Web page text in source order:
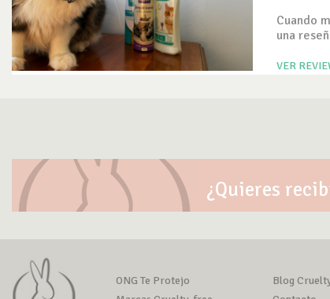
Cuando
una
VER
¿Quieres
ONG Te Protejo
Blog